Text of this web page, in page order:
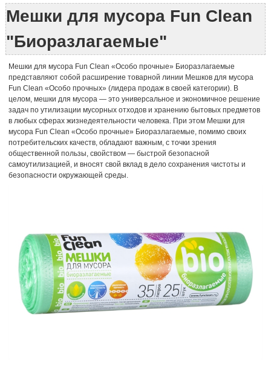
Мешки для мусора Fun Clean
"Биоразлагаемые"
Мешки для мусора Fun Clean «Особо прочные» Биоразлагаемые
представляют собой расширение товарной линии Мешков для мусора
Fun Clean «Особо прочных» (лидера продаж в своей категории). В
целом, мешки для мусора — это универсальное и экономичное решение
задач по утилизации мусорных отходов и хранению бытовых предметов
в любых сферах жизнедеятельности человека. При этом Мешки для
мусора Fun Clean «Особо прочные» Биоразлагаемые, помимо своих
потребительских качеств, обладают важным, с точки зрения
общественной пользы, свойством — быстрой безопасной
самоутилизацией, и вносят свой вклад в дело сохранения чистоты и
безопасности окружающей среды.